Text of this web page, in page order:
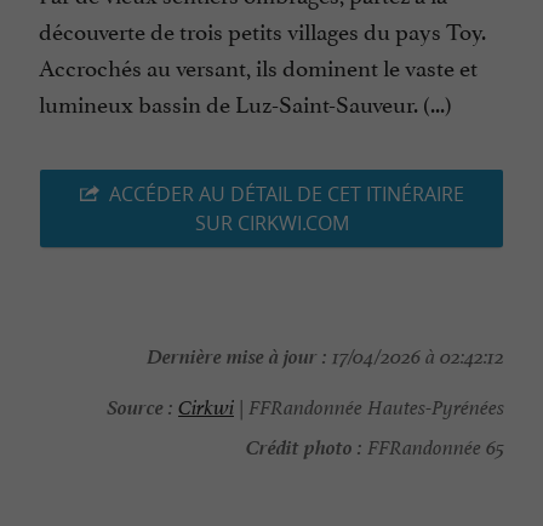
découverte de trois petits villages du pays Toy.
Accrochés au versant, ils dominent le vaste et
lumineux bassin de Luz-Saint-Sauveur. (...)
ACCÉDER AU DÉTAIL DE CET ITINÉRAIRE
SUR CIRKWI.COM
Dernière mise à jour : 17/04/2026 à 02:42:12
Source : Cirkwi | FFRandonnée Hautes-Pyrénées
Crédit photo : FFRandonnée 65